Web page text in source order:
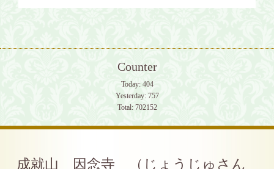
Counter
Today: 404
Yesterday: 757
Total: 702152
成就山 因念寺 （じょうじゅさん